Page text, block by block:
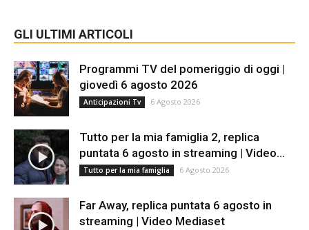
GLI ULTIMI ARTICOLI
Programmi TV del pomeriggio di oggi |
giovedì 6 agosto 2026
Anticipazioni Tv 6 Agosto 2026
Tutto per la mia famiglia 2, replica
puntata 6 agosto in streaming | Video...
Tutto per la mia famiglia 6 Agosto 2026
Far Away, replica puntata 6 agosto in
streaming | Video Mediaset